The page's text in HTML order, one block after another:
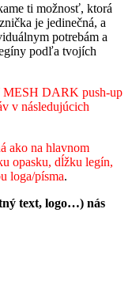
ti možnosť, ktorá
je jedinečná, a
potrebám a
podľa tvojích
MESH DARK push-up
v následujúcich
ako na hlavnom
opasku, dĺžku legín,
loga/písma.
text, logo…) nás